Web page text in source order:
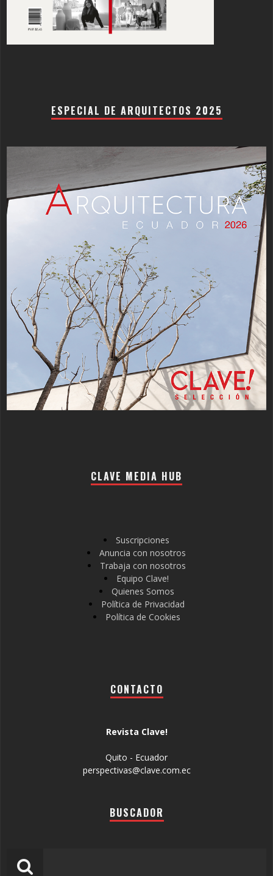
ESPECIAL DE ARQUITECTOS 2025
CLAVE MEDIA HUB
Suscripciones
Anuncia con nosotros
Trabaja con nosotros
Equipo Clave!
Quienes Somos
Política de Privacidad
Política de Cookies
CONTACTO
Revista Clave!
Quito - Ecuador
perspectivas@clave.com.ec
BUSCADOR